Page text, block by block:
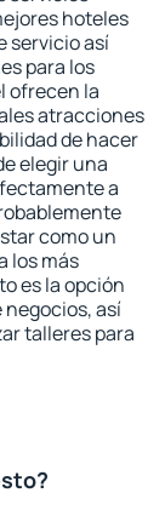
hoteles
servicio así
para los
ofrecen la
atracciones
de hacer
elegir una
a
como un
los más
es la opción
negocios, así
talleres para